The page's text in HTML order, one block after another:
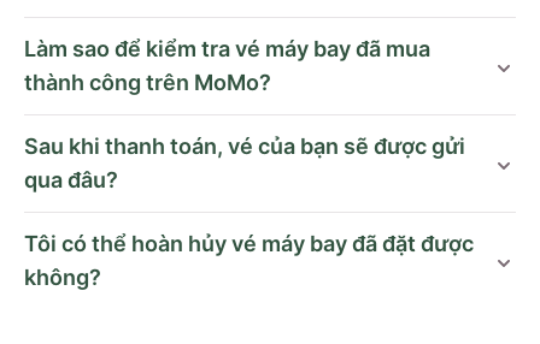
Làm sao để kiểm tra vé máy bay đã mua
thành công trên MoMo?
Sau khi thanh toán, vé của bạn sẽ được gửi
qua đâu?
Tôi có thể hoàn hủy vé máy bay đã đặt được
không?